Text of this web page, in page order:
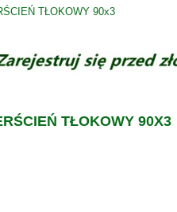
TŁOKOWY 90x3
TŁOKOWY 90X3